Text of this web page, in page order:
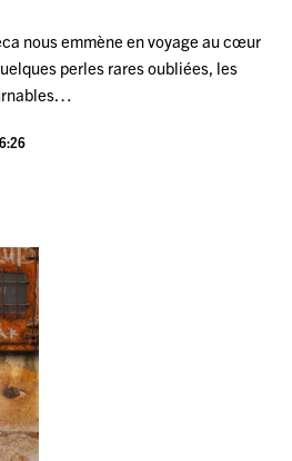
nous emmène en voyage au cœur
perles rares oubliées, les